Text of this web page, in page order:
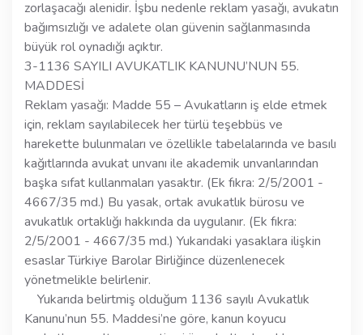
zorlaşacağı alenidir. İşbu nedenle reklam yasağı, avukatın
bağımsızlığı ve adalete olan güvenin sağlanmasında
büyük rol oynadığı açıktır.
3-1136 SAYILI AVUKATLIK KANUNU’NUN 55.
MADDESİ
Reklam yasağı: Madde 55 – Avukatların iş elde etmek
için, reklam sayılabilecek her türlü teşebbüs ve
harekette bulunmaları ve özellikle tabelalarında ve basılı
kağıtlarında avukat unvanı ile akademik unvanlarından
başka sıfat kullanmaları yasaktır. (Ek fıkra: 2/5/2001 -
4667/35 md.) Bu yasak, ortak avukatlık bürosu ve
avukatlık ortaklığı hakkında da uygulanır. (Ek fıkra:
2/5/2001 - 4667/35 md.) Yukarıdaki yasaklara ilişkin
esaslar Türkiye Barolar Birliğince düzenlenecek
yönetmelikle belirlenir.
Yukarıda belirtmiş olduğum 1136 sayılı Avukatlık
Kanunu’nun 55. Maddesi’ne göre, kanun koyucu